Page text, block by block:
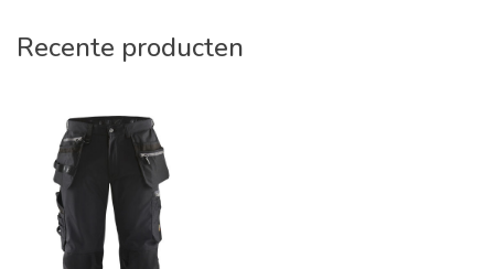
Recente producten